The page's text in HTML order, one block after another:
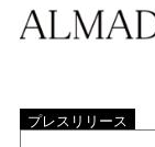
プレスリリース